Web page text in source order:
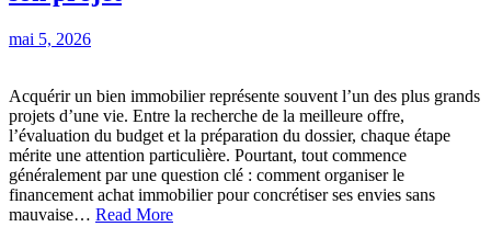
l’esprit
tranquille
mai 5, 2026
Acquérir un bien immobilier représente souvent l’un des plus grands
projets d’une vie. Entre la recherche de la meilleure offre,
l’évaluation du budget et la préparation du dossier, chaque étape
mérite une attention particulière. Pourtant, tout commence
généralement par une question clé : comment organiser le
financement achat immobilier pour concrétiser ses envies sans
mauvaise… Read MoreFinancement